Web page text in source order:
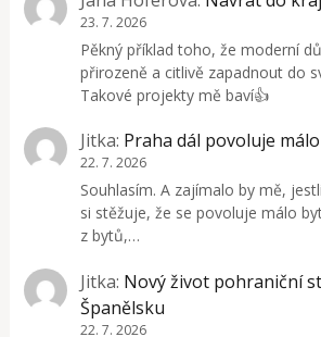
23. 7. 2026
Pěkný příklad toho, že moderní
přirozeně a citlivě zapadnout do
Takové projekty mě baví👍
Jitka: Praha dál povoluje
22. 7. 2026
Souhlasím. A zajímalo by mě,
si stěžuje, že se povoluje málo
z bytů,…
Jitka: Nový život pohraniční
Španělsku
22. 7. 2026